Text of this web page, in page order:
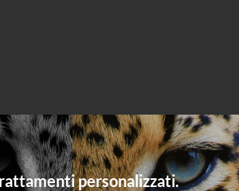
personalizzati.